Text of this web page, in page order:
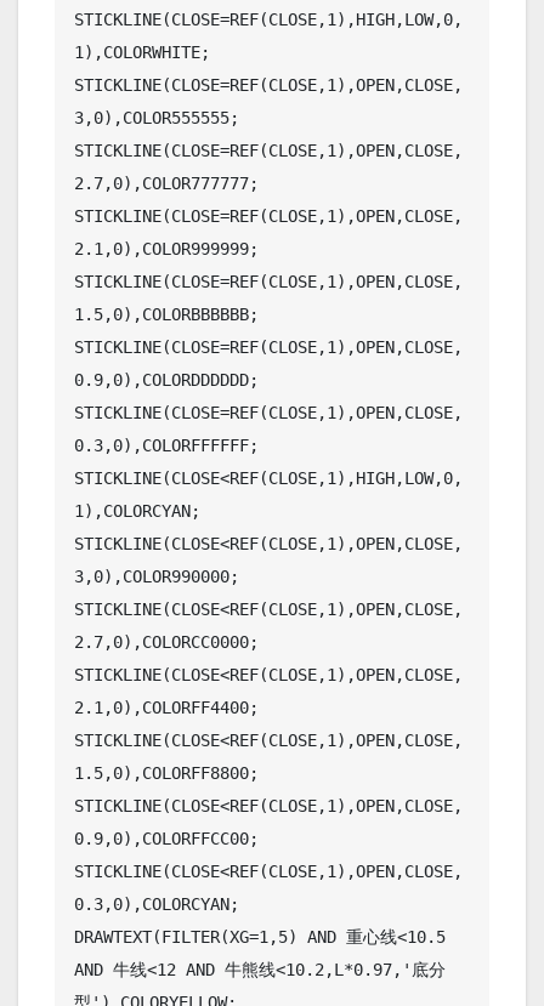
STICKLINE(CLOSE=REF(CLOSE,1),HIGH,LOW,0,
1),COLORWHITE;
STICKLINE(CLOSE=REF(CLOSE,1),OPEN,CLOSE,
3,0),COLOR555555;
STICKLINE(CLOSE=REF(CLOSE,1),OPEN,CLOSE,
2.7,0),COLOR777777;
STICKLINE(CLOSE=REF(CLOSE,1),OPEN,CLOSE,
2.1,0),COLOR999999;
STICKLINE(CLOSE=REF(CLOSE,1),OPEN,CLOSE,
1.5,0),COLORBBBBBB;
STICKLINE(CLOSE=REF(CLOSE,1),OPEN,CLOSE,
0.9,0),COLORDDDDDD;
STICKLINE(CLOSE=REF(CLOSE,1),OPEN,CLOSE,
0.3,0),COLORFFFFFF;
STICKLINE(CLOSE<REF(CLOSE,1),HIGH,LOW,0,
1),COLORCYAN;
STICKLINE(CLOSE<REF(CLOSE,1),OPEN,CLOSE,
3,0),COLOR990000;
STICKLINE(CLOSE<REF(CLOSE,1),OPEN,CLOSE,
2.7,0),COLORCC0000;
STICKLINE(CLOSE<REF(CLOSE,1),OPEN,CLOSE,
2.1,0),COLORFF4400;
STICKLINE(CLOSE<REF(CLOSE,1),OPEN,CLOSE,
1.5,0),COLORFF8800;
STICKLINE(CLOSE<REF(CLOSE,1),OPEN,CLOSE,
0.9,0),COLORFFCC00;
STICKLINE(CLOSE<REF(CLOSE,1),OPEN,CLOSE,
0.3,0),COLORCYAN;
DRAWTEXT(FILTER(XG=1,5) AND 重心线<10.5
AND 牛线<12 AND 牛熊线<10.2,L*0.97,'底分